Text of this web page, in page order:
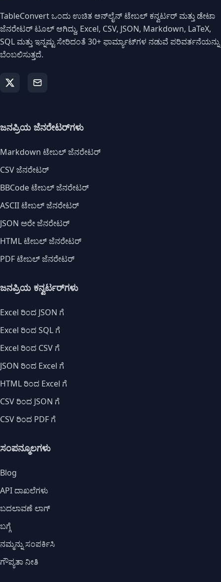
TableConvert ಒಂದು ಉಚಿತ ಆನ್‌ಲೈನ್ ಟೇಬಲ್ ಕನ್ವರ್ಟರ್ ಮತ್ತು ಡೇಟಾ
ಜೆನರೇಟರ್ ಟೂಲ್ ಆಗಿದ್ದು, Excel, CSV, JSON, Markdown, LaTeX,
SQL ಮತ್ತು ಇನ್ನಷ್ಟು ಸೇರಿದಂತೆ 30+ ಫಾರ್ಮ್ಯಾಟ್‌ಗಳ ನಡುವೆ ಪರಿವರ್ತನೆಯನ್ನು
ಬೆಂಬಲಿಸುತ್ತದೆ.
ಜನಪ್ರಿಯ ಜೆನರೇಟರ್‌ಗಳು
Markdown ಟೇಬಲ್ ಜೆನರೇಟರ್
CSV ಜೆನರೇಟರ್
BBCode ಟೇಬಲ್ ಜೆನರೇಟರ್
ASCII ಟೇಬಲ್ ಜೆನರೇಟರ್
JSON ಅರೇ ಜೆನರೇಟರ್
HTML ಟೇಬಲ್ ಜೆನರೇಟರ್
PDF ಟೇಬಲ್ ಜೆನರೇಟರ್
ಜನಪ್ರಿಯ ಕನ್ವರ್ಟರ್‌ಗಳು
Excel ರಿಂದ JSON ಗೆ
Excel ರಿಂದ SQL ಗೆ
Excel ರಿಂದ CSV ಗೆ
JSON ರಿಂದ Excel ಗೆ
HTML ರಿಂದ Excel ಗೆ
CSV ರಿಂದ JSON ಗೆ
CSV ರಿಂದ PDF ಗೆ
ಸಂಪನ್ಮೂಲಗಳು
Blog
API ದಾಖಲೆಗಳು
ಬದಲಾವಣೆ ಲಾಗ್
ಬಗ್ಗೆ
ನಮ್ಮನ್ನು ಸಂಪರ್ಕಿಸಿ
ಗೌಪ್ಯತಾ ನೀತಿ